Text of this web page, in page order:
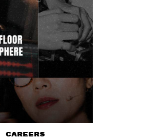
CAREERS